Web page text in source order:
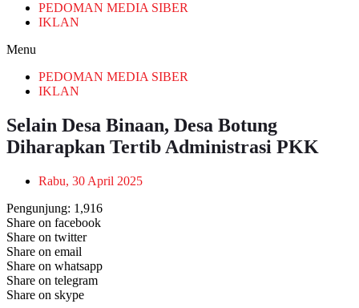
PEDOMAN MEDIA SIBER
IKLAN
Menu
PEDOMAN MEDIA SIBER
IKLAN
Selain Desa Binaan, Desa Botung
Diharapkan Tertib Administrasi PKK
Rabu, 30 April 2025
Pengunjung: 1,916
Share on facebook
Share on twitter
Share on email
Share on whatsapp
Share on telegram
Share on skype